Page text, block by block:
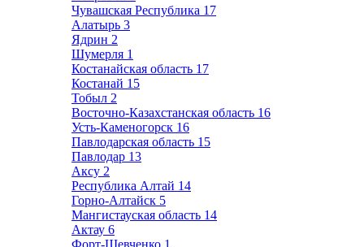
Чувашская Республика 17
Алатырь 3
Ядрин 2
Шумерля 1
Костанайская область 17
Костанай 15
Тобыл 2
Восточно-Казахстанская область 16
Усть-Каменогорск 16
Павлодарская область 15
Павлодар 13
Аксу 2
Республика Алтай 14
Горно-Алтайск 5
Мангистауская область 14
Актау 6
Форт-Шевченко 1